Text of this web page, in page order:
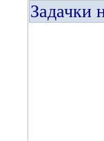
Задачки